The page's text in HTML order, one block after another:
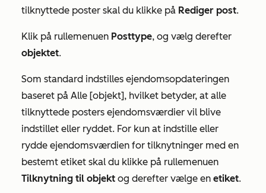
tilknyttede poster skal du klikke på Rediger post.
Klik på rullemenuen Posttype, og vælg derefter
objektet.
Som standard indstilles ejendomsopdateringen
baseret på Alle [objekt], hvilket betyder, at alle
tilknyttede posters ejendomsværdier vil blive
indstillet eller ryddet. For kun at indstille eller
rydde ejendomsværdien for tilknytninger med en
bestemt etiket skal du klikke på rullemenuen
Tilknytning til objekt og derefter vælge en etiket.